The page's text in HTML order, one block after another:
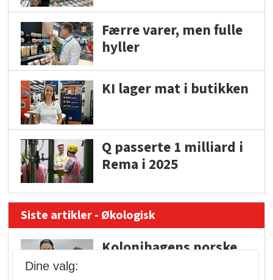
Færre varer, men fulle
hyller
KI lager mat i butikken
Q passerte 1 milliard i
Rema i 2025
Siste artikler - Økologisk
Kolonihagens norske
Dine valg: